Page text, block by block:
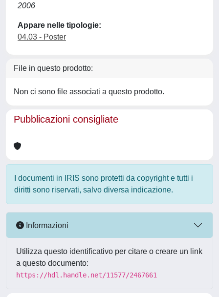
2006
Appare nelle tipologie:
04.03 - Poster
File in questo prodotto:
Non ci sono file associati a questo prodotto.
Pubblicazioni consigliate
I documenti in IRIS sono protetti da copyright e tutti i
diritti sono riservati, salvo diversa indicazione.
Informazioni
Utilizza questo identificativo per citare o creare un link
a questo documento:
https://hdl.handle.net/11577/2467661